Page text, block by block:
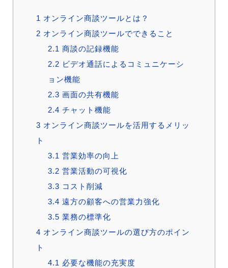
1 オンライン商談ツールとは？
2 オンライン商談ツールでできること
2.1 商談の記録機能
2.2 ビデオ通話によるコミュニケーシ
ョン機能
2.3 画面の共有機能
2.4 チャット機能
3 オンライン商談ツールを活用するメリッ
ト
3.1 営業効率の向上
3.2 営業活動の可視化
3.3 コスト削減
3.4 遠方の顧客への営業力強化
3.5 業務の標準化
4 オンライン商談ツールの選び方のポイン
ト
4.1 必要な機能の充実度